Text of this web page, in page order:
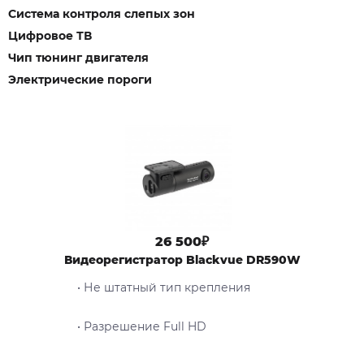
Система контроля слепых зон
Цифровое ТВ
Чип тюнинг двигателя
Электрические пороги
26 500₽
Видеорегистратор Blackvue DR590W
• Не штатный тип крепления
• Разрешение Full HD